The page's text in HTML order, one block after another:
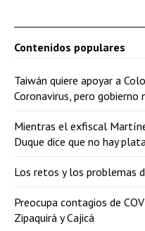
Contenidos populares
Taiwán quiere apoyar a
Coronavirus, pero
Mientras el exfiscal
Duque dice que no hay
Los retos y los problemas
Preocupa contagios de
Zipaquirá y Cajicá